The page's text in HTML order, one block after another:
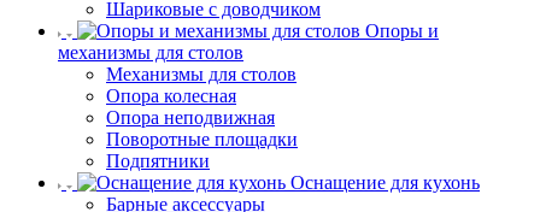
Шариковые с доводчиком
Опоры и
механизмы для столов
Механизмы для столов
Опора колесная
Опора неподвижная
Поворотные площадки
Подпятники
Оснащение для кухонь
Барные аксессуары